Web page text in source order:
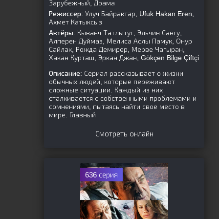
Зарубежный, Драма
Режиссер: Улуч Байрактар, Ufuk Hakan Eren,
Ахмет Катыксыз
Актёры: Кыванч Татлытуг, Эльчин Сангу,
Алперен Дуймаз, Мелиса Аслы Памук, Онур
Сайлак, Рожда Демирер, Мерве Чагыран,
Хакан Курташ, Эркан Джан, Gökçen Bilge Çiftçi
Описание: Сериал рассказывает о жизни
обычных людей, которые переживают
сложные ситуации. Каждый из них
сталкивается с собственными проблемами и
сомнениями, пытаясь найти свое место в
мире. Главный
Смотреть онлайн
636 серия